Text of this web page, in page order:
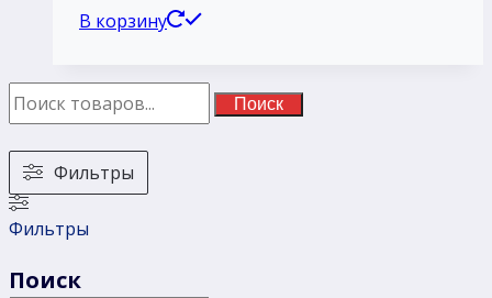
В корзину
Поиск
Фильтры
Фильтры
Поиск